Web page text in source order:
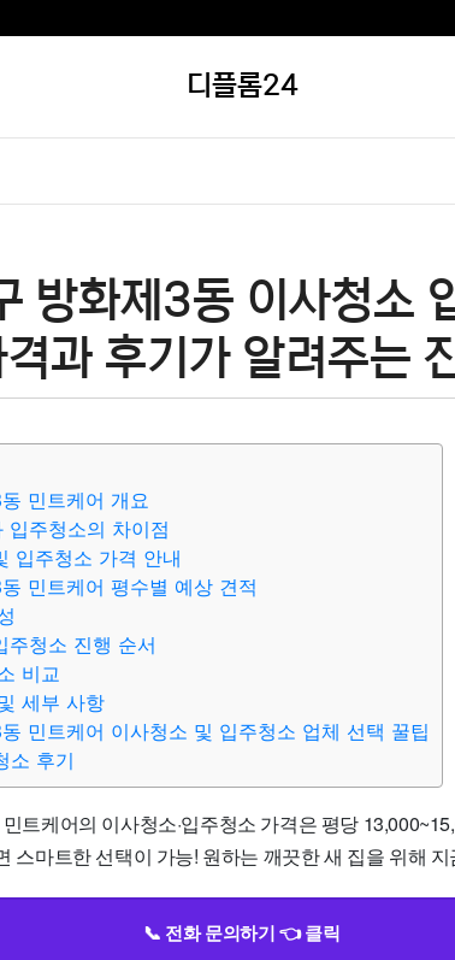
디플롬24
방화제3동 이사청소
과 후기가 알려주는
민트케어 개요
입주청소의 차이점
입주청소 가격 안내
민트케어 평수별 예상 견적
주청소 진행 순서
비교
세부 사항
민트케어 이사청소 및 입주청소 업체 선택 꿀팁
소 후기
트케어의 이사청소·입주청소 가격은 평당
스마트한 선택이 가능! 원하는 깨끗한 새 집을 위해 지
📞 전화 문의하기 👈 클릭